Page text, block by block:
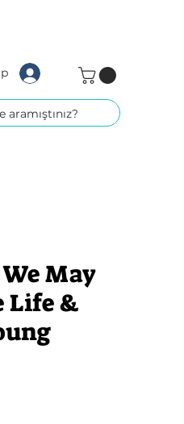
May
Life &